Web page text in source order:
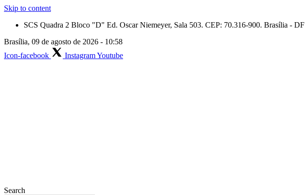
Skip to content
SCS Quadra 2 Bloco "D" Ed. Oscar Niemeyer, Sala 503. CEP: 70.316-900. Brasília - DF
Brasília, 09 de agosto de 2026 - 10:58
Icon-facebook
InstagramYoutube
Search